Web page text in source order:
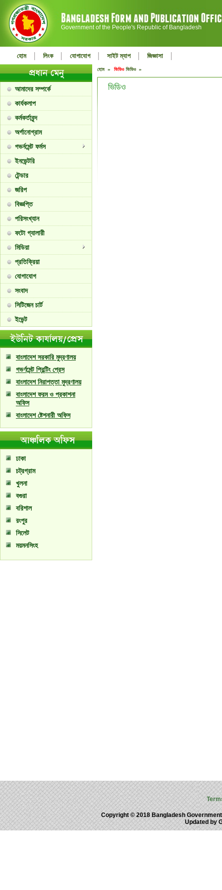
Government of the People's Republic of Bangladesh
হোম | লিংক | যোগাযোগ | সাইট ম্যাপ | জিজ্ঞাসা |
আমাদের সম্পর্কে
কার্যকলাপ
কর্মকর্তাবৃন্দ
অর্গানোগ্রাম
গভর্নমেন্ট ফর্মস
ইনভেন্টরি
টেন্ডার
জরিপ
বিজ্ঞপ্তি
পরিসংখ্যান
ফটো গ্যালারী
মিডিয়া
প্রতিক্রিয়া
যোগাযোগ
সংবাদ
সিটিজেন চার্ট
ইভেন্ট
বাংলাদেশ সরকারি মুদ্রণালয়
গভর্ণমেন্ট প্রিন্টিং প্রেস
বাংলাদেশ নিরাপত্তা মুদ্রণালয়
বাংলাদেশ ফরম ও প্রকাশনা
অফিস
বাংলাদেশ ষ্টেশনারী অফিস
ঢাকা
চট্রগ্রাম
খুলনা
বগুরা
বরিশাল
রংপুর
সিলেট
ময়মনসিংহ
হোম » ভিডিও ভিডিও »
ভিডিও
Copyright © 2018 Bangladesh
Updated by